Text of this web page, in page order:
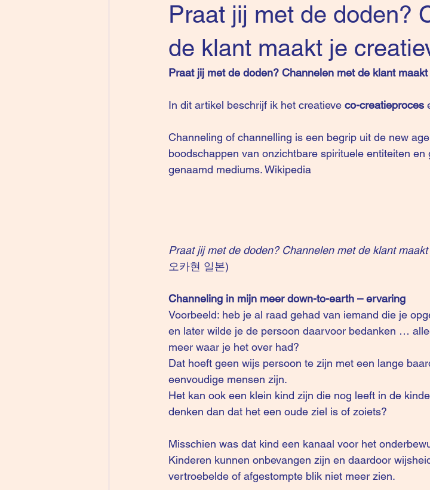
Praat jij met de doden?
de klant maakt je
Praat jij met de doden? Channelen met de klant
In dit artikel beschrijf ik het creatieve co-creatieproces
Channeling of channelling is een begrip uit de new
boodschappen van onzichtbare spirituele entiteiten
genaamd mediums. Wikipedia
Praat jij met de doden? Channelen met de klant
오카현 일본)
Channeling in mijn meer down-to-earth – ervaring
Voorbeeld: heb je al raad gehad van iemand die je
en later wilde je de persoon daarvoor bedanken …
meer waar je het over had?
Dat hoeft geen wijs persoon te zijn met een lange
eenvoudige mensen zijn.
Het kan ook een klein kind zijn die nog leeft in de
denken dan dat het een oude ziel is of zoiets?
Misschien was dat kind een kanaal voor het
Kinderen kunnen onbevangen zijn en daardoor
vertroebelde of afgestompte blik niet meer zien.